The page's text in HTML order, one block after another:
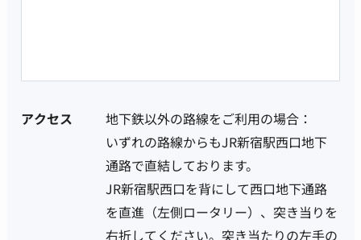
アクセス
地下鉄以外の路線をご利用の場合：
いずれの路線からもJR新宿駅西口地下
通路で直結しております。
JR新宿駅西口を背にして西口地下通路
を直進（左側ロータリー）、突き当りを
右折してください。突き当たりの左手の